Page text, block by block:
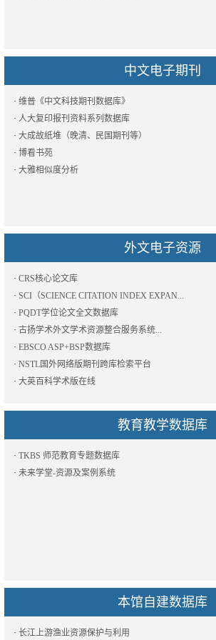
中文电子期刊
· 维普《中文科技期刊数据库》
· 人大复印报刊资料系列数据库
· 大成故纸堆（晚清、民国期刊等）
· 博看书苑
· 大雅相似度分析
外文电子资源
· CRS核心论文库
· SCI（SCIENCE CITATION INDEX EXPAN...
· PQDT学位论文全文数据库
· 古扬学术外文学术资源整合服务系统...
· EBSCO ASP+BSP数据库
· NSTL国外网络版期刊跨库检索平台
· 大英百科学术版在线
教育教学数据库
· TKBS 师范教育专题数据库
· 未来学堂-资源及案例系统
本馆自建数据库
· 长江上游渔业资源保护与利用